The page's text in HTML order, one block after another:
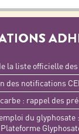
la liste officielle
des notifications
: rappel des
du
Plateforme